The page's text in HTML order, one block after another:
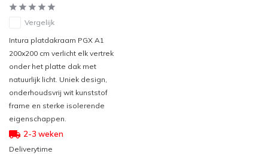
Vergelijk
Intura platdakraam PGX A1
200x200 cm verlicht elk vertrek
onder het platte dak met
natuurlijk licht. Uniek design,
onderhoudsvrij wit kunststof
frame en sterke isolerende
eigenschappen.
2-3 weken
Deliverytime